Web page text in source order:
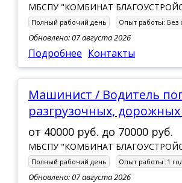
МБСПУ "КОМБИНАТ
Полный рабочий день Опыт работы: Без
Обновлено: 07 августа 2026
Подробнее Контакты
Машинист / Водитель погрузочно-
разгрузочных,
от 40000 руб. до 70000 руб.
МБСПУ "КОМБИНАТ
Полный рабочий день Опыт работы: 1 год
Обновлено: 07 августа 2026